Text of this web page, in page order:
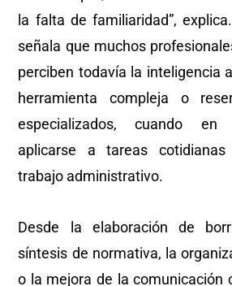
la falta de familiaridad”,
señala que muchos
perciben todavía la inteligencia
herramienta compleja o
especializados, cuando en
aplicarse a tareas
trabajo administrativo.
Desde la elaboración de
síntesis de normativa, la
o la mejora de la comunicación